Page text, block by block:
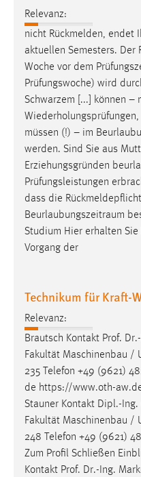
Relevanz:
nicht Rückmelden, endet
aktuellen Semesters. Der
Woche vor dem
Prüfungswoche) wird
Schwarzem [...] können –
müssen (!) – im
werden. Sind Sie aus
Erziehungsgründen
Prüfungsleistungen
dass die
Beurlaubungszeitraum
Studium Hier erhalten
Vorgang der
Technikum für Kraft-
Relevanz:
Brautsch Kontakt Prof.
Fakultät Maschinenbau /
235 Telefon +49 (9621)
de https://www.oth-
Stauner Kontakt Dipl.-Ing.
Fakultät Maschinenbau /
248 Telefon +49 (9621)
Zum Profil Schließen
Kontakt Prof. Dr.-Ing.
Conversion-Tracking
Cookie Laufzeit:
3 Monate
Facebook Pixel
Name:
_fbp
Anbieter:
Facebook
Zweck:
Conversion-Tracking
Cookie Laufzeit:
EXTERNE MEDIEN
Um Inhalte von
Plattformen anzeigen
externen Medien
YouTube
Vimeo